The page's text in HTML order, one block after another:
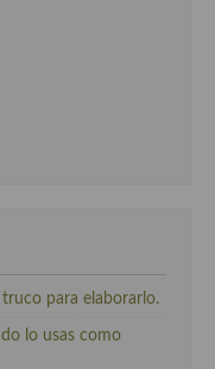
para elaborarlo.
lo usas como